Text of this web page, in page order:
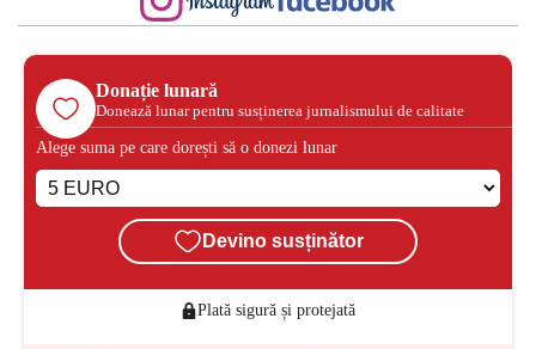
Donație lunară
Donează lunar pentru susținerea jurnalismului de calitate
Alege suma pe care dorești să o donezi lunar
Devino susținător
Plată sigură și protejată